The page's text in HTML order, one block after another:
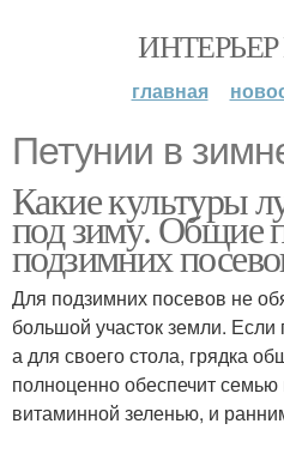
главная
Петунии в
Какие культуры
под зиму. Общие
подзимних
Для подзимних посевов не
большой участок земли.
а для своего стола, грядка
полноценно обеспечит семью
витаминной зеленью, и